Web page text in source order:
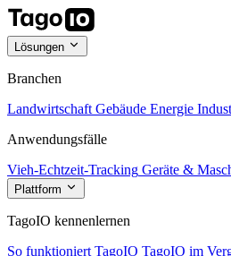
Lösungen
Branchen
Landwirtschaft Gebäude Energie
Anwendungsfälle
Vieh-Echtzeit-Tracking Geräte &
Plattform
TagoIO kennenlernen
So funktioniert TagoIO TagoIO im